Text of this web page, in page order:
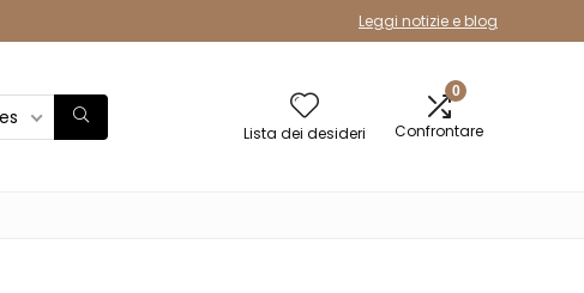
Leggi notizie e blog
Lista dei desideri
0
Confrontare